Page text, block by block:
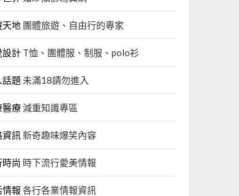
天地 團體旅遊、自由行的專家‎
設計 T恤、團體服、制服、polo衫
話題 未滿18請勿進入
醫療減重知識專區
訊 新奇趣味爆笑內容
時尚 時下流行愛美情報
情報 各行各業情報資訊